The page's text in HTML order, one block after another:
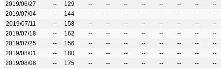
2019/06/27
-- 129 -- -- -- -- -- -- --
--
2019/07/04
-- 144 -- -- -- -- -- -- --
--
2019/07/11
-- 158 -- -- -- -- -- -- --
--
2019/07/18
-- 162 -- -- -- -- -- -- --
--
2019/07/25
-- 156 -- -- -- -- -- -- --
--
2019/08/01
-- 180 -- -- -- -- -- -- --
--
2019/08/08
-- 175 -- -- -- -- -- -- --
--